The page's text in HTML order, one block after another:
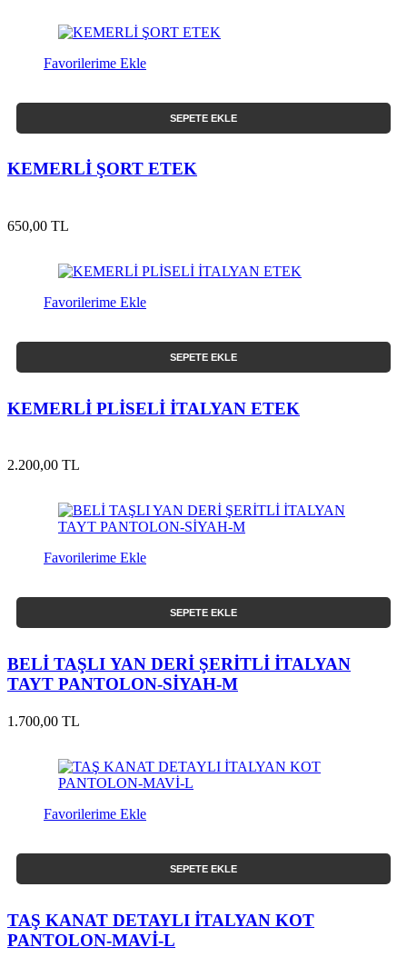
Favorilerime Ekle
SEPETE EKLE
KEMERLİ ŞORT ETEK
650,00 TL
Favorilerime Ekle
SEPETE EKLE
KEMERLİ PLİSELİ İTALYAN ETEK
2.200,00 TL
Favorilerime Ekle
SEPETE EKLE
BELİ TAŞLI YAN DERİ ŞERİTLİ İTALYAN
TAYT PANTOLON-SİYAH-M
1.700,00 TL
Favorilerime Ekle
SEPETE EKLE
TAŞ KANAT DETAYLI İTALYAN KOT
PANTOLON-MAVİ-L